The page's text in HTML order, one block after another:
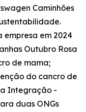
Caminhões
empresa em 2024
Outubro Rosa
de mama;
do cancro de
Integração -
duas ONGs